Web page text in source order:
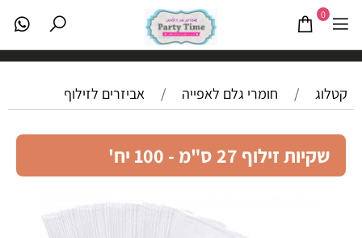
0
קטלוג / חומרי גלם לאפייה / אביזרים לזילוף
שקיות זילוף 27 ס"מ - 100 יח'